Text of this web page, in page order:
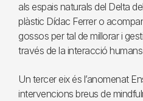
als espais naturals del Delta
plàstic Dídac Ferrer o
gossos per tal de millorar i
través de la interacció
Un tercer eix és l’anomenat
intervencions breus de